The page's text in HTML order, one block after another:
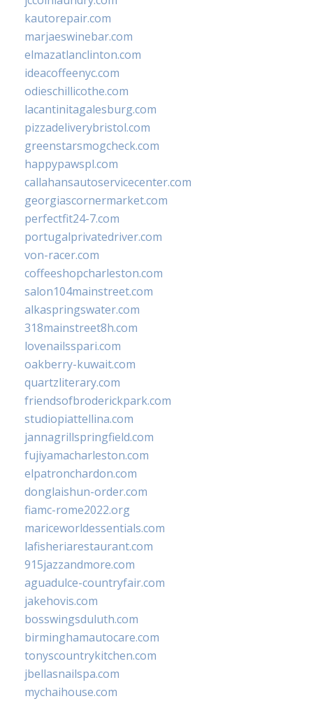
kautorepair.com
marjaeswinebar.com
elmazatlanclinton.com
ideacoffeenyc.com
odieschillicothe.com
lacantinitagalesburg.com
pizzadeliverybristol.com
greenstarsmogcheck.com
happypawspl.com
callahansautoservicecenter.com
georgiascornermarket.com
perfectfit24-7.com
portugalprivatedriver.com
von-racer.com
coffeeshopcharleston.com
salon104mainstreet.com
alkaspringswater.com
318mainstreet8h.com
lovenailsspari.com
oakberry-kuwait.com
quartzliterary.com
friendsofbroderickpark.com
studiopiattellina.com
jannagrillspringfield.com
fujiyamacharleston.com
elpatronchardon.com
donglaishun-order.com
fiamc-rome2022.org
mariceworldessentials.com
lafisheriarestaurant.com
915jazzandmore.com
aguadulce-countryfair.com
jakehovis.com
bosswingsduluth.com
birminghamautocare.com
tonyscountrykitchen.com
jbellasnailspa.com
mychaihouse.com